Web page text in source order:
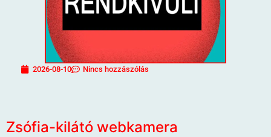
2026-08-10 Nincs hozzászólás
Zsófia-kilátó webkamera